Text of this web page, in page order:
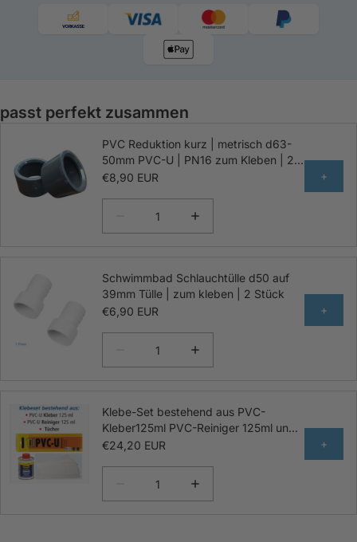
passt perfekt zusammen
PVC Reduktion kurz | metrisch d63-
50mm PVC-U | PN16 zum Kleben | 2
Stück
€8,90 EUR +
Schwimmbad Schlauchtülle d50 auf
39mm Tülle | zum kleben | 2 Stück
€6,90 EUR
+
Klebe-Set bestehend aus PVC-
Kleber125ml PVC-Reiniger 125ml und
Tücher
€24,20 EUR +